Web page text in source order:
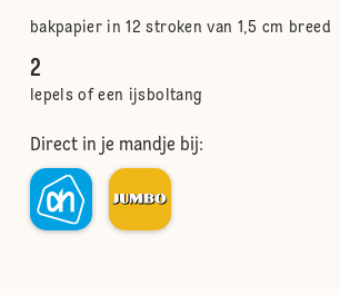
bakpapier in 12 stroken van 1,5 cm breed
2
lepels of een ijsboltang
Direct in je mandje bij: